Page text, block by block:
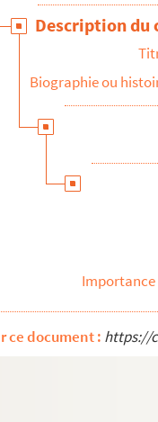
inconnu
Bell
Description du
Biographie ou
ce document : https://